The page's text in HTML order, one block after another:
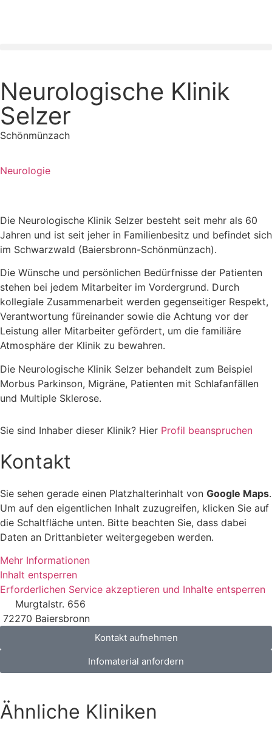
Neurologische Klinik
Selzer
Schönmünzach
Neurologie
Die Neurologische Klinik Selzer besteht seit mehr als 60
Jahren und ist seit jeher in Familienbesitz und befindet sich
im Schwarzwald (Baiersbronn-Schönmünzach).
Die Wünsche und persönlichen Bedürfnisse der Patienten
stehen bei jedem Mitarbeiter im Vordergrund. Durch
kollegiale Zusammenarbeit werden gegenseitiger Respekt,
Verantwortung füreinander sowie die Achtung vor der
Leistung aller Mitarbeiter gefördert, um die familiäre
Atmosphäre der Klinik zu bewahren.
Die Neurologische Klinik Selzer behandelt zum Beispiel
Morbus Parkinson, Migräne, Patienten mit Schlafanfällen
und Multiple Sklerose.
Sie sind Inhaber dieser Klinik? Hier Profil beanspruchen
Kontakt
Sie sehen gerade einen Platzhalterinhalt von Google Maps.
Um auf den eigentlichen Inhalt zuzugreifen, klicken Sie auf
die Schaltfläche unten. Bitte beachten Sie, dass dabei
Daten an Drittanbieter weitergegeben werden.
Mehr Informationen
Inhalt entsperren
Erforderlichen Service akzeptieren und Inhalte entsperren
Murgtalstr. 656
72270 Baiersbronn
Kontakt aufnehmen
Infomaterial anfordern
Ähnliche Kliniken